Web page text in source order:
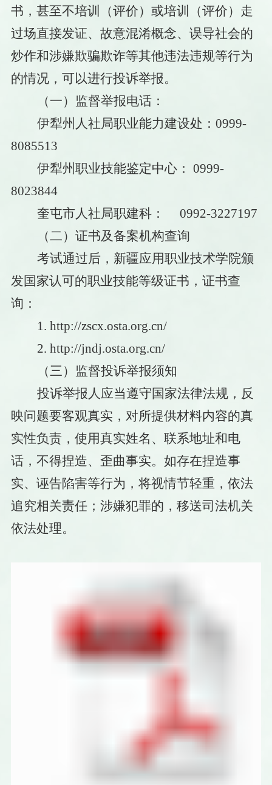
书，甚至不培训（评价）或培训（评价）走
过场直接发证、故意混淆概念、误导社会的
炒作和涉嫌欺骗欺诈等其他违法违规等行为
的情况，可以进行投诉举报。
（一）监督举报电话：
伊犁州人社局职业能力建设处： 0999-
8085513
伊犁州职业技能鉴定中心： 0999-
8023844
奎屯市人社局职建科：
0992-3227197
（二）证书及备案机构查询
考试通过后，新疆应用职业技术学院颁
发国家认可的职业技能等级证书，证书查
询：
1. http://zscx.osta.org.cn/
2. http://jndj.osta.org.cn/
（三）监督投诉举报须知
投诉举报人应当遵守国家法律法规，反
映问题要客观真实，对所提供材料内容的真
实性负责，使用真实姓名、联系地址和电
话，不得捏造、歪曲事实。如存在捏造事
实、诬告陷害等行为，将视情节轻重，依法
追究相关责任；涉嫌犯罪的，移送司法机关
依法处理。